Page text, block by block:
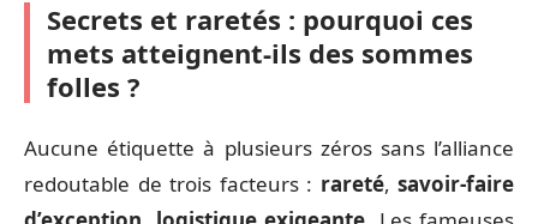
Secrets et raretés : pourquoi ces
mets atteignent-ils des sommes
folles ?
Aucune étiquette à plusieurs zéros sans l’alliance
redoutable de trois facteurs : rareté, savoir-faire